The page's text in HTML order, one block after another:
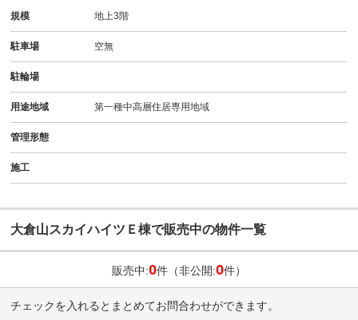
規模 地上3階
駐車場 空無
駐輪場
用途地域 第一種中高層住居専用地域
管理形態
施工
大倉山スカイハイツＥ棟で販売中の物件一覧
販売中:0件（非公開:0件）
チェックを入れるとまとめてお問合わせができます。